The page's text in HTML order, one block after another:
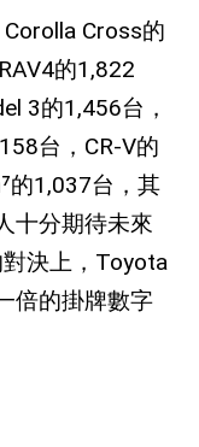
Cross的
RAV4的1,822
3的1,456台，
台， CR-V的
的1,037台，其
十分期待未來
決上， Toyota
倍的掛牌數字